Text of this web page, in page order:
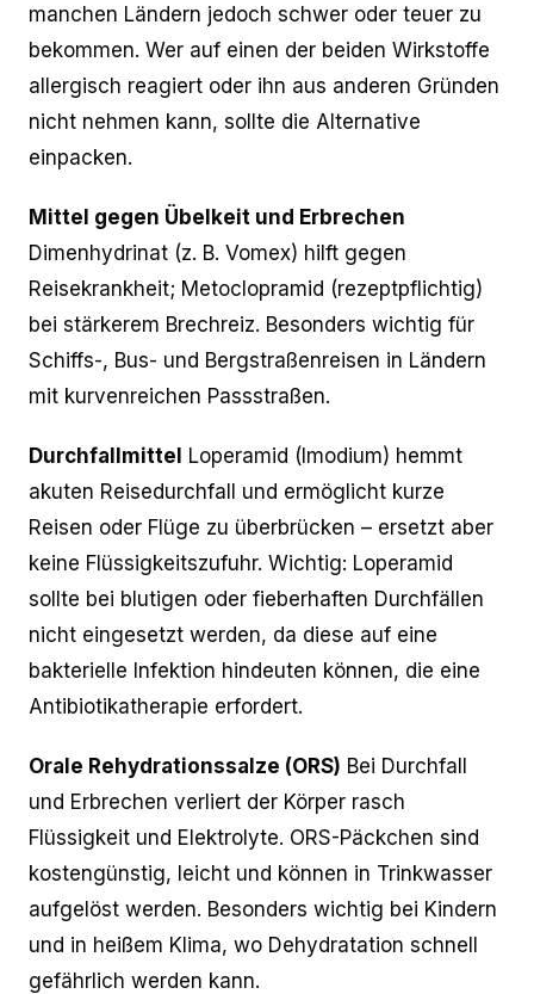
manchen Ländern jedoch schwer oder teuer zu
bekommen. Wer auf einen der beiden Wirkstoffe
allergisch reagiert oder ihn aus anderen Gründen
nicht nehmen kann, sollte die Alternative
einpacken.
Mittel gegen Übelkeit und Erbrechen
Dimenhydrinat (z. B. Vomex) hilft gegen
Reisekrankheit; Metoclopramid (rezeptpflichtig)
bei stärkerem Brechreiz. Besonders wichtig für
Schiffs-, Bus- und Bergstraßenreisen in Ländern
mit kurvenreichen Passstraßen.
Durchfallmittel Loperamid (Imodium) hemmt
akuten Reisedurchfall und ermöglicht kurze
Reisen oder Flüge zu überbrücken – ersetzt aber
keine Flüssigkeitszufuhr. Wichtig: Loperamid
sollte bei blutigen oder fieberhaften Durchfällen
nicht eingesetzt werden, da diese auf eine
bakterielle Infektion hindeuten können, die eine
Antibiotikatherapie erfordert.
Orale Rehydrationssalze (ORS) Bei Durchfall
und Erbrechen verliert der Körper rasch
Flüssigkeit und Elektrolyte. ORS-Päckchen sind
kostengünstig, leicht und können in Trinkwasser
aufgelöst werden. Besonders wichtig bei Kindern
und in heißem Klima, wo Dehydratation schnell
gefährlich werden kann.